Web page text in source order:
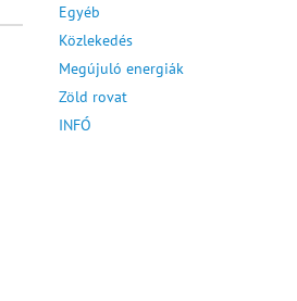
Egyéb
Közlekedés
Megújuló energiák
Zöld rovat
INFÓ